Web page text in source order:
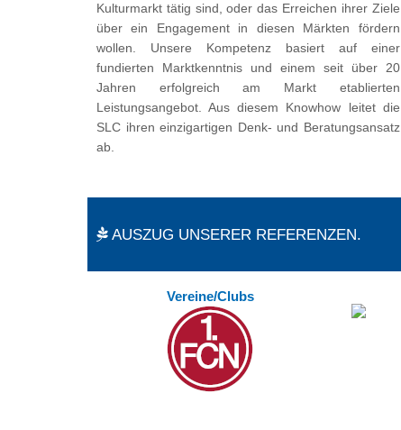
Kulturmarkt tätig sind, oder das Erreichen ihrer Ziele
über ein Engagement in diesen Märkten fördern
wollen. Unsere Kompetenz basiert auf einer
fundierten Marktkenntnis und einem seit über 20
Jahren erfolgreich am Markt etablierten
Leistungsangebot. Aus diesem Knowhow leitet die
SLC ihren einzigartigen Denk- und Beratungsansatz
ab.
AUSZUG UNSERER REFERENZEN.
Vereine/Clubs